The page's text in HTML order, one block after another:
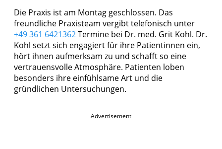
Die Praxis ist am Montag geschlossen. Das
freundliche Praxisteam vergibt telefonisch unter
+49 361 6421362Termine bei Dr. med. Grit Kohl. Dr.
Kohl setzt sich engagiert für ihre Patientinnen ein,
hört ihnen aufmerksam zu und schafft so eine
vertrauensvolle Atmosphäre. Patienten loben
besonders ihre einfühlsame Art und die
gründlichen Untersuchungen.
Advertisement